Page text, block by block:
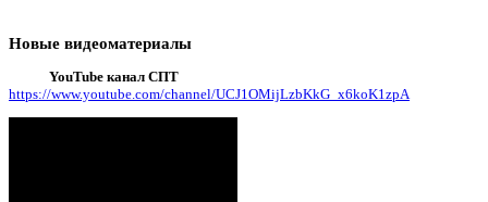
Новые видеоматериалы
YouTube канал СПТ
https://www.youtube.com/channel/UCJ1OMijLzbKkG_x6koK1zpA